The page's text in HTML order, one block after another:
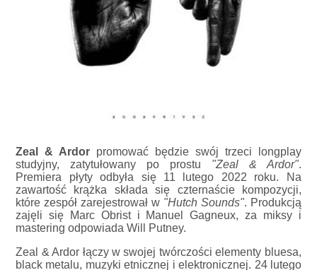
Zeal & Ardor promować będzie swój trzeci longplay
studyjny, zatytułowany po prostu "Zeal & Ardor".
Premiera płyty odbyła się 11 lutego 2022 roku. Na
zawartość krążka składa się czternaście kompozycji,
które zespół zarejestrował w "Hutch Sounds". Produkcją
zajęli się Marc Obrist i Manuel Gagneux, za miksy i
mastering odpowiada Will Putney.
Zeal & Ardor łączy w swojej twórczości elementy bluesa,
black metalu, muzyki etnicznej i elektronicznej. 24 lutego